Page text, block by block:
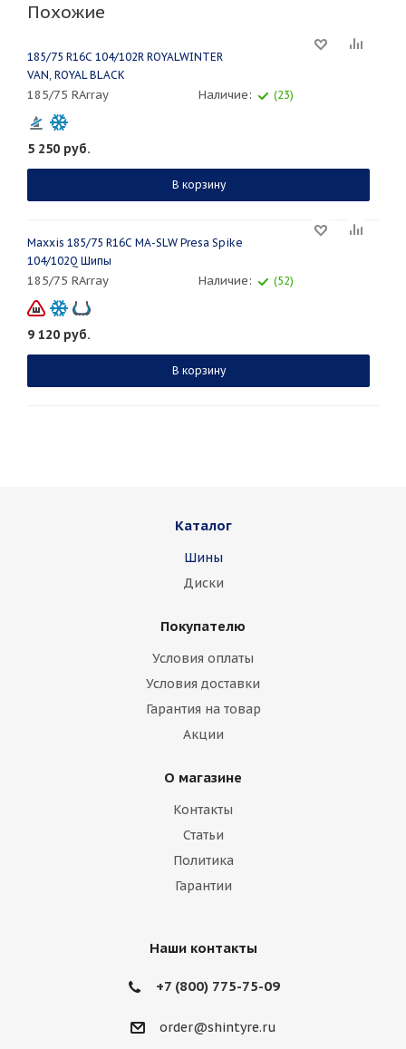
Похожие
185/75 R16C 104/102R ROYALWINTER
VAN, ROYAL BLACK
185/75 RArray Наличие: (23)
5 250 руб.
В корзину
Maxxis 185/75 R16C MA-SLW Presa Spike
104/102Q Шипы
185/75 RArray Наличие: (52)
9 120 руб.
В корзину
Каталог
Шины
Диски
Покупателю
Условия оплаты
Условия доставки
Гарантия на товар
Акции
О магазине
Контакты
Статьи
Политика
Гарантии
Наши контакты
+7 (800) 775-75-09
order@shintyre.ru